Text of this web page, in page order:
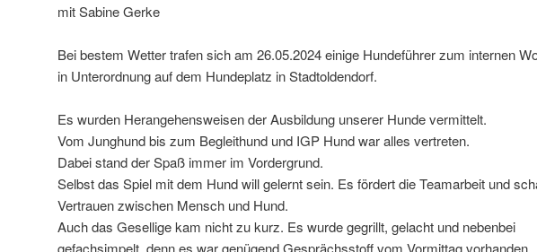
mit Sabine Gerke
Bei bestem Wetter trafen sich am 26.05.2024 einige Hundeführer zum internen
in Unterordnung auf dem Hundeplatz in Stadtoldendorf.
Es wurden Herangehensweisen der Ausbildung unserer Hunde vermittelt.
Vom Junghund bis zum Begleithund und IGP Hund war alles vertreten.
Dabei stand der Spaß immer im Vordergrund.
Selbst das Spiel mit dem Hund will gelernt sein. Es fördert die Teamarbeit und
Vertrauen zwischen Mensch und Hund.
Auch das Gesellige kam nicht zu kurz. Es wurde gegrillt, gelacht und nebenbei
gefachsimpelt, denn es war genügend Gesprächsstoff vom Vormittag vorhanden.